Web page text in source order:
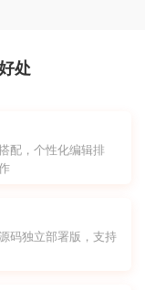
处
配，个性化编辑排
码独立部署版，支持